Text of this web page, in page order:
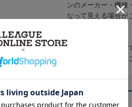
ンのメーカー・機種
なって見える場合が
取り扱い商品によっ
予告なく変更にな
決済について